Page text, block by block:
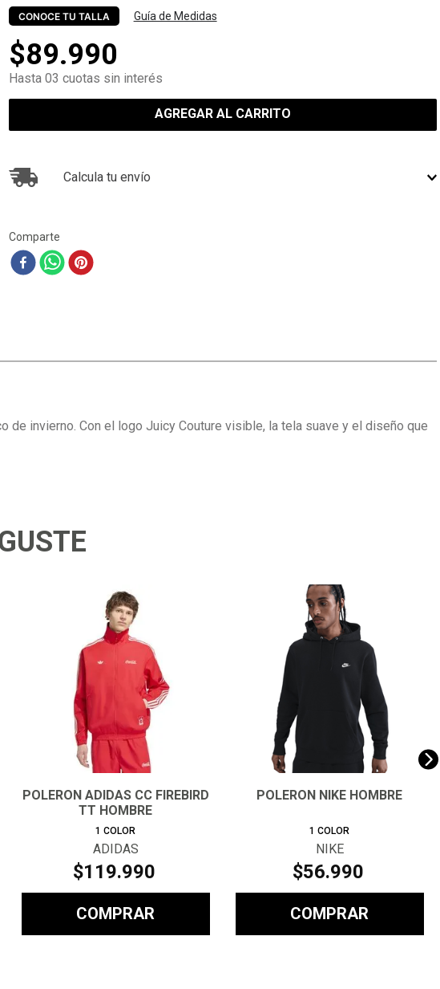
CONOCE TU TALLA Guía de Medidas
$89.990
Hasta 03 cuotas sin interés
AGREGAR AL CARRITO
Calcula tu envío
Comparte
invierno. Con el logo Juicy Couture visible, la tela suave y el diseño que
POLERON ADIDAS CC FIREBIRD
TT HOMBRE
1 COLOR
ADIDAS
$119.990
COMPRAR
POLERON NIKE HOMBRE
1 COLOR
NIKE
$56.990
COMPRAR